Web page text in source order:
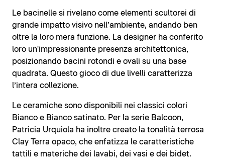
Le bacinelle si rivelano come elementi scultorei di
grande impatto visivo nell’ambiente, andando ben
oltre la loro mera funzione. La designer ha conferito
loro un'impressionante presenza architettonica,
posizionando bacini rotondi e ovali su una base
quadrata. Questo gioco di due livelli caratterizza
l’intera collezione.
Le ceramiche sono disponibili nei classici colori
Bianco e Bianco satinato. Per la serie Balcoon,
Patricia Urquiola ha inoltre creato la tonalità terrosa
Clay Terra opaco, che enfatizza le caratteristiche
tattili e materiche dei lavabi, dei vasi e dei bidet.